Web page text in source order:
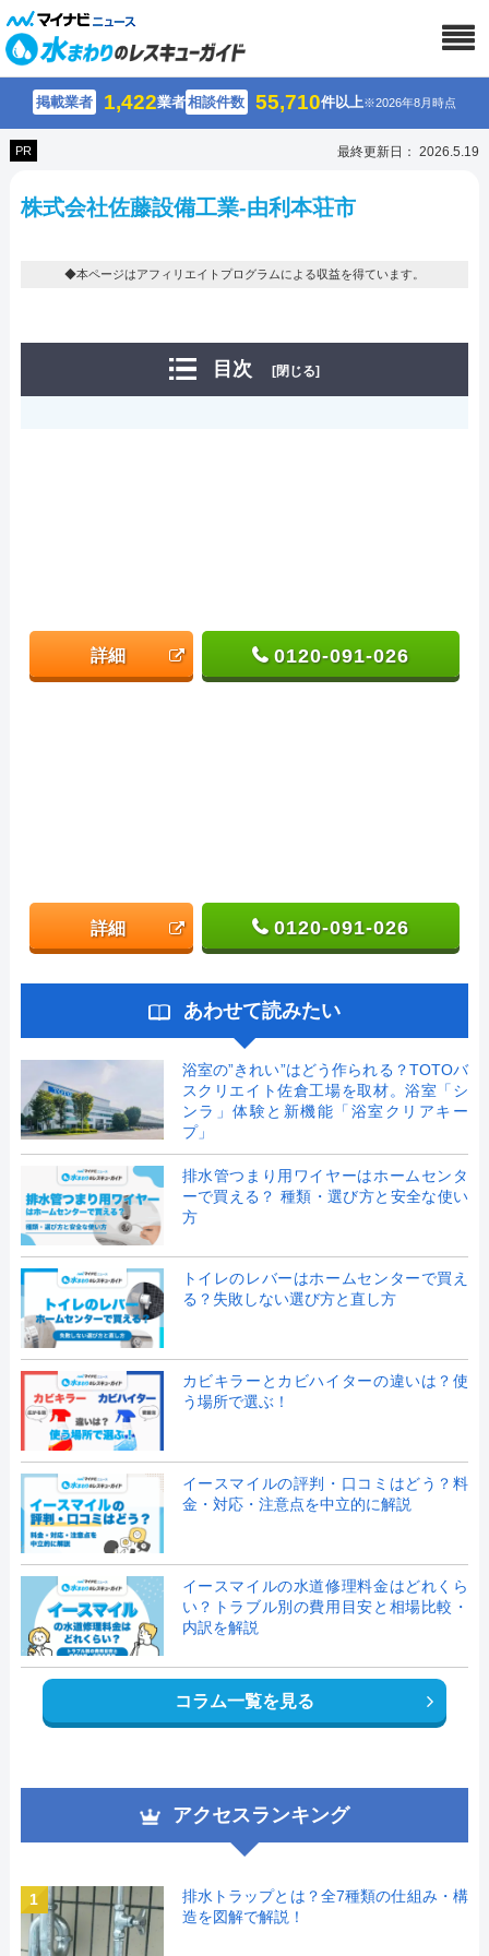
掲載業者 1,422業者相談件数 55,710件以上※2026年8月時点
PR 最終更新日： 2026.5.19
株式会社佐藤設備工業-由利本荘市
◆本ページはアフィリエイトプログラムによる収益を得ています。
目次 [閉じる]
詳細 0120-091-026
詳細 0120-091-026
あわせて読みたい
浴室の”きれい”はどう作られる？TOTOバ
スクリエイト佐倉工場を取材。浴室「シ
ンラ」体験と新機能「浴室クリアキー
プ」
排水管つまり用ワイヤーはホームセンタ
ーで買える？ 種類・選び方と安全な使い
方
トイレのレバーはホームセンターで買え
る？失敗しない選び方と直し方
カビキラーとカビハイターの違いは？使
う場所で選ぶ！
イースマイルの評判・口コミはどう？料
金・対応・注意点を中立的に解説
イースマイルの水道修理料金はどれくら
い？トラブル別の費用目安と相場比較・
内訳を解説
コラム一覧を見る
アクセスランキング
1
排水トラップとは？全7種類の仕組み・構
造を図解で解説！